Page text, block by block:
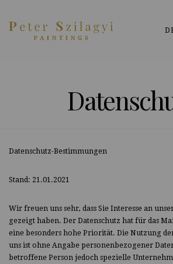
Datenschutz-Bestimmungen
Stand: 21.01.2021
Wir freuen uns sehr, dass Sie Interesse an
gezeigt haben. Der Datenschutz hat für das
eine besonders hohe Priorität. Die Nutzung
uns ist ohne Angabe personenbezogener
betroffene Person jedoch spezielle